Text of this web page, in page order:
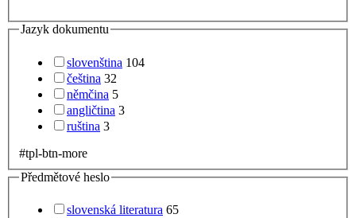
Jazyk dokumentu
slovenština 104
čeština 32
němčina 5
angličtina 3
ruština 3
#tpl-btn-more
Předmětové heslo
slovenská literatura 65